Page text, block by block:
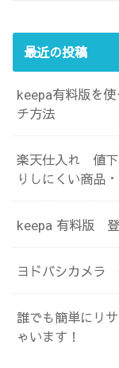
最近の投稿
keepa有料版を
チ方法
楽天仕入れ 値
りしにくい商品
keepa 有料版
ヨドバシカメラ
誰でも簡単にリ
ゃいます！